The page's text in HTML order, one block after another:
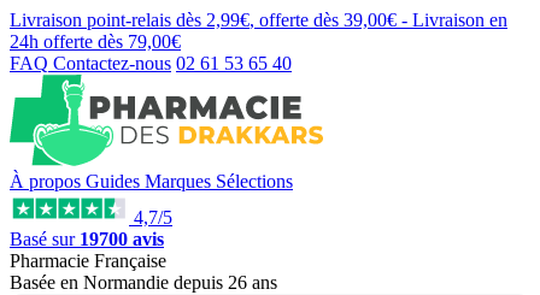
Livraison point-relais dès 2,99€, offerte dès 39,00€ - Livraison en
24h offerte dès 79,00€
FAQ Contactez-nous 02 61 53 65 40
À propos Guides Marques Sélections
4,7/5
Basé sur 19700 avis
Pharmacie Française
Basée en Normandie depuis 26 ans